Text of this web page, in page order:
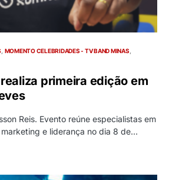
MOMENTO CELEBRIDADES - TV BAND MINAS
primeira edição em
Reis. Evento reúne especialistas em
e liderança no dia 8 de…